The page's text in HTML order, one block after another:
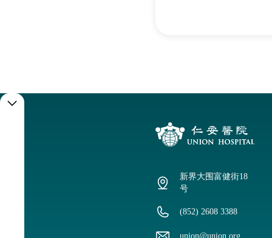
新界大围富健街18
号
(852) 2608 3388
union@union.org